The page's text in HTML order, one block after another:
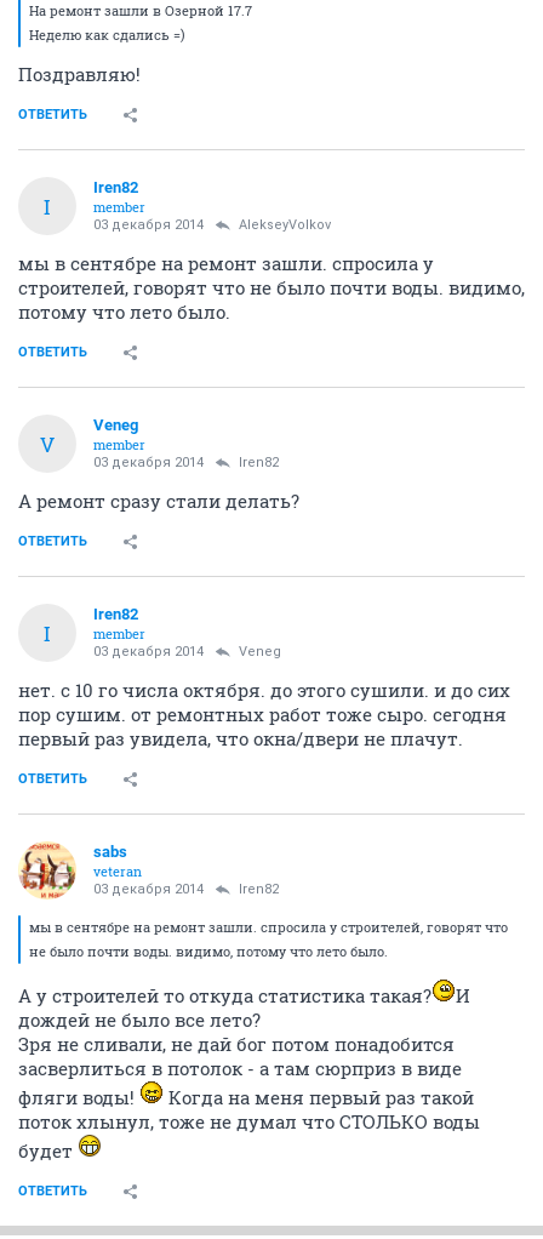
На ремонт зашли в Озерной 17.7
Неделю как сдались =)
Поздравляю!
ОТВЕТИТЬ
I
Iren82
member
03 декабря 2014 AlekseyVolkov
мы в сентябре на ремонт зашли. спросила у
строителей, говорят что не было почти воды. видимо,
потому что лето было.
ОТВЕТИТЬ
V
Veneg
member
03 декабря 2014 Iren82
А ремонт сразу стали делать?
ОТВЕТИТЬ
I
Iren82
member
03 декабря 2014 Veneg
нет. с 10 го числа октября. до этого сушили. и до сих
пор сушим. от ремонтных работ тоже сыро. сегодня
первый раз увидела, что окна/двери не плачут.
ОТВЕТИТЬ
sabs
veteran
03 декабря 2014 Iren82
мы в сентябре на ремонт зашли. спросила у строителей, говорят что
не было почти воды. видимо, потому что лето было.
А у строителей то откуда статистика такая?
И
дождей не было все лето?
Зря не сливали, не дай бог потом понадобится
засверлиться в потолок - а там сюрприз в виде
фляги воды!
Когда на меня первый раз такой
поток хлынул, тоже не думал что СТОЛЬКО воды
будет
ОТВЕТИТЬ